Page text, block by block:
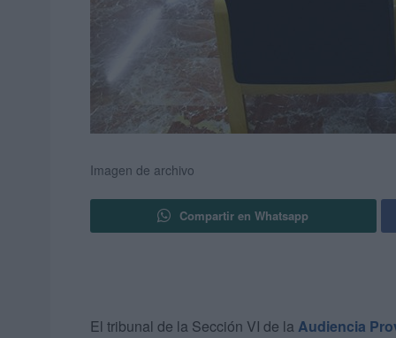
Imagen de archivo
Compartir en Whatsapp
El tribunal de la Sección VI de la Audiencia